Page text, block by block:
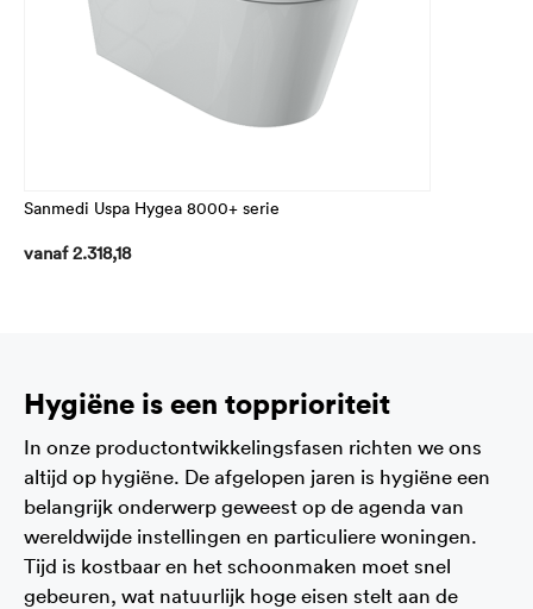
Sanmedi Uspa Hygea 8000+ serie
vanaf2.318,18
Hygiëne is een topprioriteit
In onze productontwikkelingsfasen richten we ons
altijd op hygiëne. De afgelopen jaren is hygiëne een
belangrijk onderwerp geweest op de agenda van
wereldwijde instellingen en particuliere woningen.
Tijd is kostbaar en het schoonmaken moet snel
gebeuren, wat natuurlijk hoge eisen stelt aan de